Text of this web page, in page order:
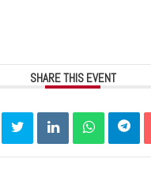
SHARE THIS EVENT